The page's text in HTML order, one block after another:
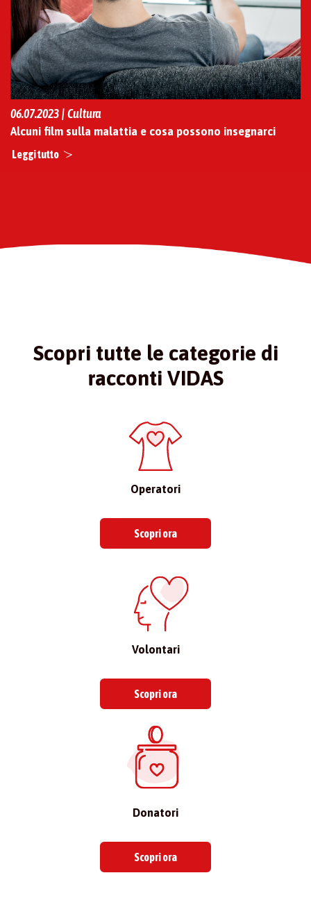
06.07.2023 | Cultura
Alcuni film sulla malattia e cosa possono insegnarci
Leggi tutto
Scopri tutte le categorie di
racconti VIDAS
Operatori
Scopri ora
Volontari
Scopri ora
Donatori
Scopri ora